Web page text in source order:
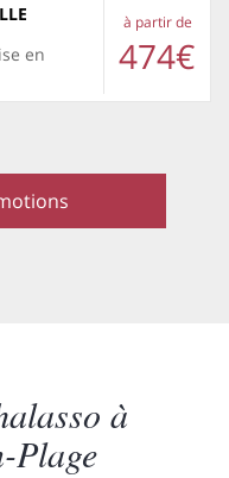
en
à partir de
474€
à
Plage